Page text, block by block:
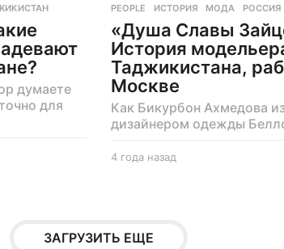
думаете
для
PEOPLE ИСТОРИЯ ,МОДА ,РОССИЯ
«Душа Славы
История
Таджикистана,
Москве
Как Бикурбон Ахмедова
дизайнером одежды
4 года назад
ЗАГРУЗИТЬ ЕЩЕ